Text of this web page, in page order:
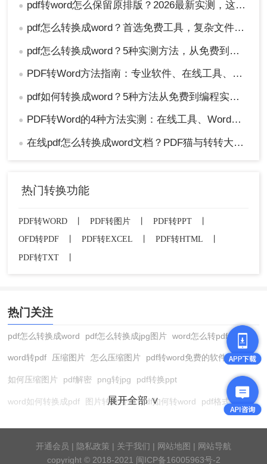
● pdf转word怎么保留原排版？2026最新实测，这5种方法从免费到专业全搞定！
● pdf怎么转换成word？首选免费工具，复杂文件再上专业软件！
● pdf怎么转换成word？5种实测方法，从免费到专业全攻略！
● PDF转Word方法指南：专业软件、在线工具、Word内置与改后缀名4种方案对比！
● pdf如何转换成word？5种方法从免费到编程实测对比！
● PDF转Word的4种方法实测：在线工具、Word、Adobe与开源软件对比！！
● 在线pdf怎么转换成word文档？PDF猫与转转大师2种在线工具使用指南与功能对比！
热门转换功能
PDF转WORD 丨 PDF转图片 丨 PDF转PPT
丨
OFD转PDF
PDF转EXCEL PDF转HTML
PDF转TXT
热门关注
pdf怎么转换成word pdf怎么转换成jpg图片 word怎么转pdf
word转pdf 压缩图片 怎么压缩图片 pdf转word免费的软件
如何压缩图片 pdf解密 png转jpg pdf转换ppt
word如何转换成pdf 图片转换格式 pdf如何转word pdf格式转换
pdf转cad 图片压缩软件 jpg转换成pdf 在线word转pdf
展开全部 ∨
开通会员 | 隐私政策 | 关于我们 | 网站地图 | 网站导航
copyright © 2018-2021 闽ICP备16005963号-2